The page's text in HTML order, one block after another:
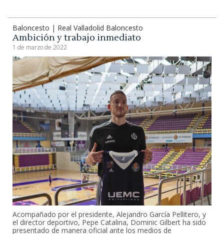
Baloncesto | Real Valladolid Baloncesto
Ambición y trabajo inmediato
1 de marzo de 2022
Acompañado por el presidente, Alejandro García Pellitero, y
el director deportivo, Pepe Catalina, Dominic Gilbert ha sido
presentado de manera oficial ante los medios de